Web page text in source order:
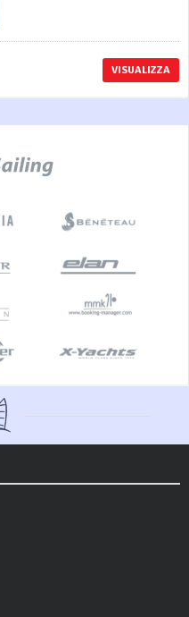
VISUALIZZA